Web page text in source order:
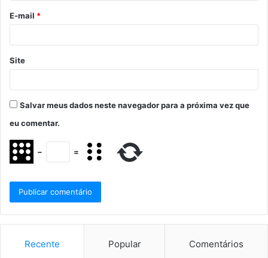
E-mail *
Site
Salvar meus dados neste navegador para a próxima vez que
eu comentar.
− =
Recente Popular Comentários